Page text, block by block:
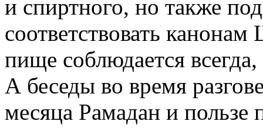
и спиртного, но также
соответствовать
пище соблюдается
А беседы во время
месяца Рамадан и пользе